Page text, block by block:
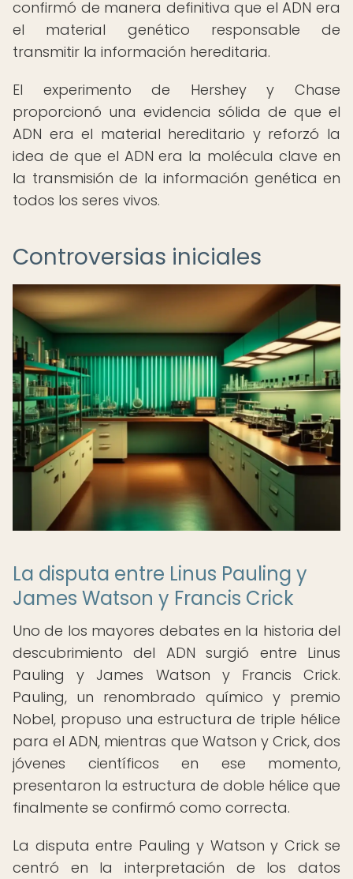
confirmó de manera definitiva que el ADN era
el material genético responsable de
transmitir la información hereditaria.
El experimento de Hershey y Chase
proporcionó una evidencia sólida de que el
ADN era el material hereditario y reforzó la
idea de que el ADN era la molécula clave en
la transmisión de la información genética en
todos los seres vivos.
Controversias iniciales
La disputa entre Linus Pauling y
James Watson y Francis Crick
Uno de los mayores debates en la historia del
descubrimiento del ADN surgió entre Linus
Pauling y James Watson y Francis Crick.
Pauling, un renombrado químico y premio
Nobel, propuso una estructura de triple hélice
para el ADN, mientras que Watson y Crick, dos
jóvenes científicos en ese momento,
presentaron la estructura de doble hélice que
finalmente se confirmó como correcta.
La disputa entre Pauling y Watson y Crick se
centró en la interpretación de los datos